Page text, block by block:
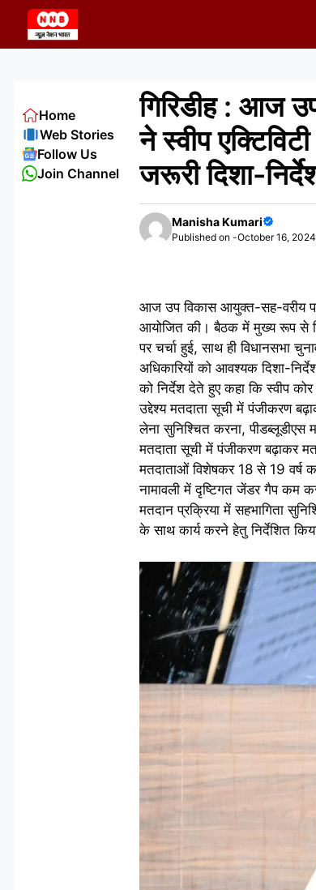
content
गिरिडीह : आज
ने स्वीप
जरूरी दिशा-
Manisha Kumari
Published on -October 16, 2024
आज उप विकास आयुक्त-सह-वरीय
आयोजित की। बैठक में मुख्य रूप से
पर चर्चा हुई, साथ ही विधानसभा
अधिकारियों को आवश्यक दिशा-
को निर्देश देते हुए कहा कि स्वीप
उद्देश्य मतदाता सूची में पंजीकरण
लेना सुनिश्चित करना, पीडब्लूडीएस
मतदाता सूची में पंजीकरण बढ़ाकर
मतदाताओं विशेषकर 18 से 19 वर्ष
नामावली में दृष्टिगत जेंडर गैप कम
मतदान प्रक्रिया में सहभागिता
के साथ कार्य करने हेतु निर्देशित
Home
Web Stories
Follow Us
Join Channel